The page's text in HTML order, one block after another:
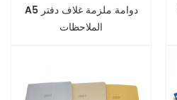
A5 دوامة ملزمة غلاف دفتر
الملاحظات